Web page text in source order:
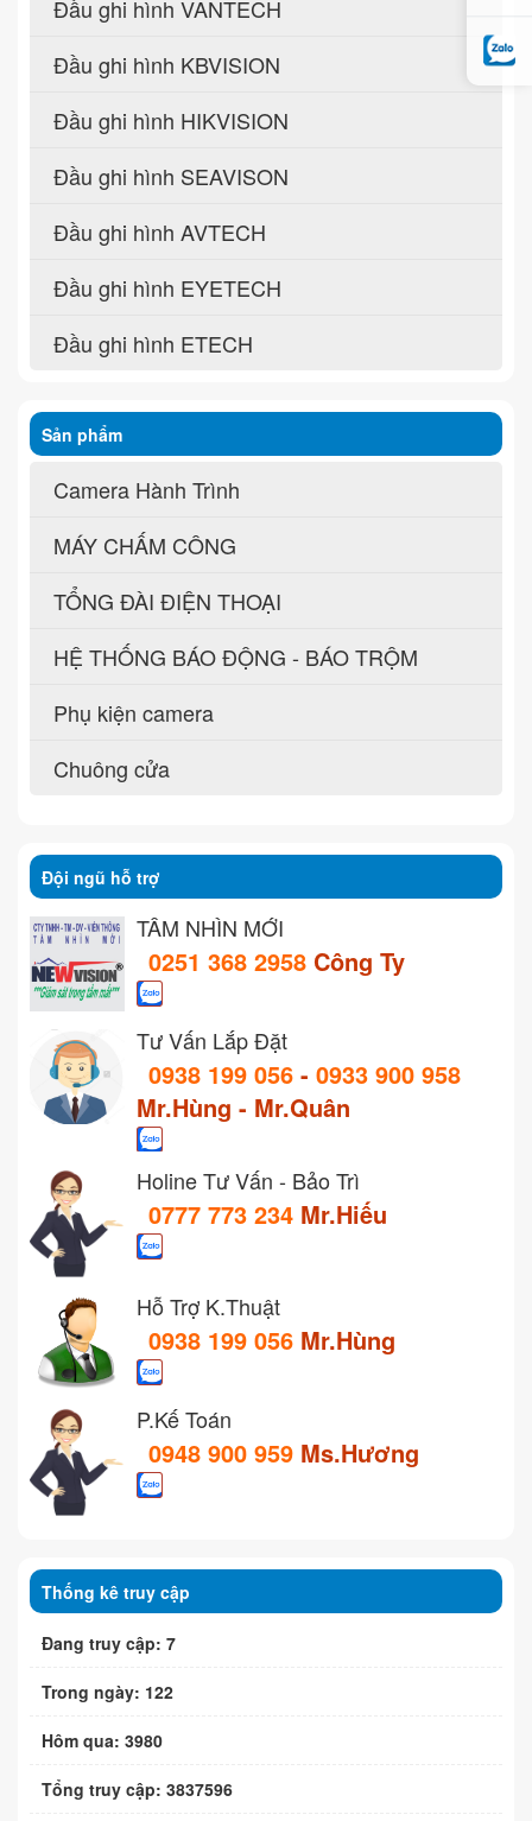
Đầu ghi hình VANTECH
Đầu ghi hình KBVISION
Đầu ghi hình HIKVISION
Đầu ghi hình SEAVISON
Đầu ghi hình AVTECH
Đầu ghi hình EYETECH
Đầu ghi hình ETECH
Sản phẩm
Camera Hành Trình
MÁY CHẤM CÔNG
TỔNG ĐÀI ĐIỆN THOẠI
HỆ THỐNG BÁO ĐỘNG - BÁO TRỘM
Phụ kiện camera
Chuông cửa
Đội ngũ hỗ trợ
TẦM NHÌN MỚI
0251 368 2958 Công Ty
Tư Vấn Lắp Đặt
0938 199 056 - 0933 900 958
Mr.Hùng - Mr.Quân
Holine Tư Vấn - Bảo Trì
0777 773 234 Mr.Hiếu
Hỗ Trợ K.Thuật
0938 199 056 Mr.Hùng
P.Kế Toán
0948 900 959 Ms.Hương
Thống kê truy cập
Đang truy cập: 7
Trong ngày: 122
Hôm qua: 3980
Tổng truy cập: 3837596